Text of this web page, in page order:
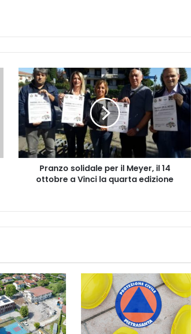
P
r
a
n
z
o
s
o
l
e
l
M
e
y
e
r
,
Pranzo solidale per il Meyer, il 14
ottobre a Vinci la quarta edizione